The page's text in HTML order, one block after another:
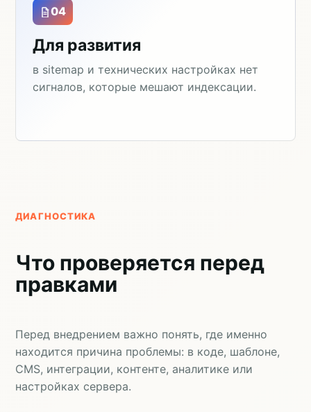
04
Для развития
в sitemap и технических настройках нет
сигналов, которые мешают индексации.
ДИАГНОСТИКА
Что проверяется перед
правками
Перед внедрением важно понять, где именно
находится причина проблемы: в коде, шаблоне,
CMS, интеграции, контенте, аналитике или
настройках сервера.